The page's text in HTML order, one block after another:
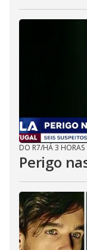
DO R7/HÁ 3 HORAS
Perigo